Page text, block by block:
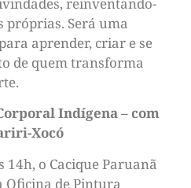
próprias. Será uma
aprender, criar e se
de quem transforma
Indígena – com
Xocó
14h, o Cacique Paruanã
Oficina de Pintura